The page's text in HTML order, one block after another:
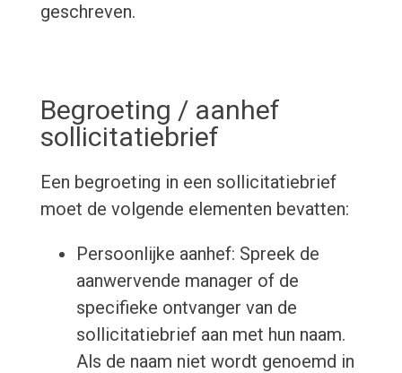
geschreven.
Begroeting / aanhef
sollicitatiebrief
Een begroeting in een sollicitatiebrief
moet de volgende elementen bevatten:
Persoonlijke aanhef: Spreek de
aanwervende manager of de
specifieke ontvanger van de
sollicitatiebrief aan met hun naam.
Als de naam niet wordt genoemd in